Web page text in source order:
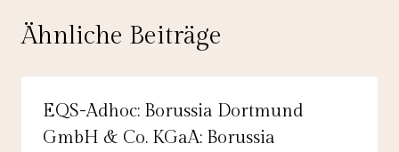
Ähnliche Beiträge
EQS-Adhoc: Borussia Dortmund
GmbH & Co. KGaA: Borussia